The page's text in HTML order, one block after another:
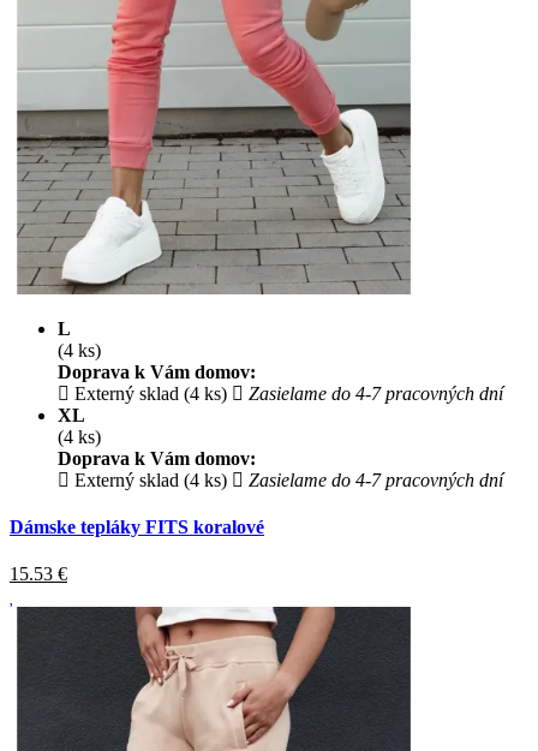
L
(4 ks)
Doprava k Vám domov:
Externý sklad (4 ks)
Zasielame do 4-7 pracovných dní
XL
(4 ks)
Doprava k Vám domov:
Externý sklad (4 ks)
Zasielame do 4-7 pracovných dní
Dámske tepláky FITS koralové
15.53 €